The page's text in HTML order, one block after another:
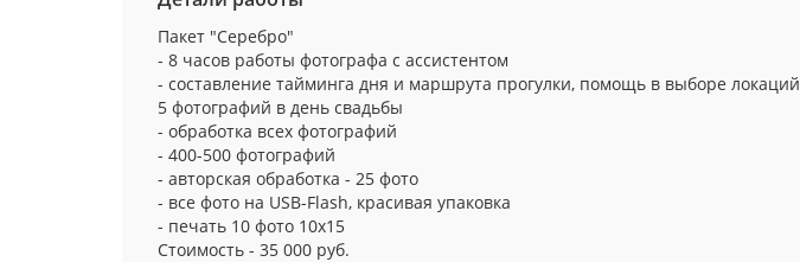
Пакет "Серебро"
- 8 часов работы фотографа с ассистентом
- составление тайминга дня и маршрута прогулки, помощь в выборе локаций
5 фотографий в день свадьбы
- обработка всех фотографий
- 400-500 фотографий
- авторская обработка - 25 фото
- все фото на USB-Flash, красивая упаковка
- печать 10 фото 10х15
Стоимость - 35 000 руб.